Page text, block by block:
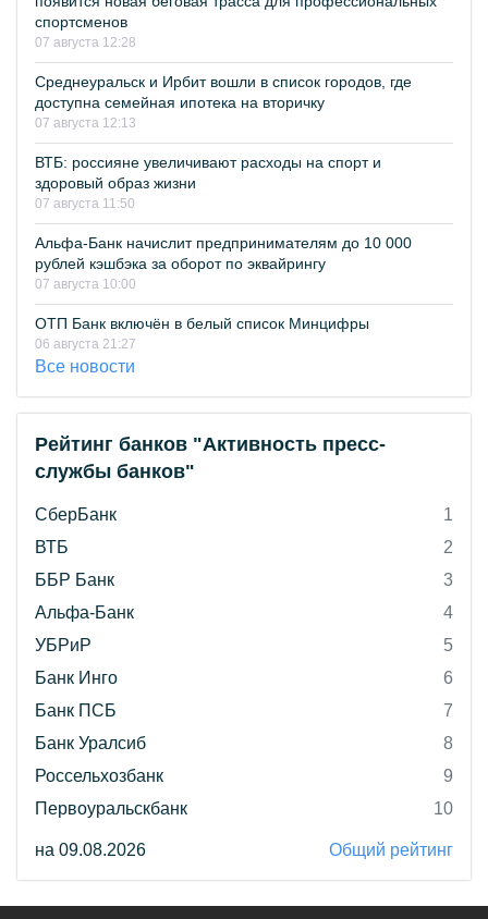
спортсменов
07 августа 12:28
Среднеуральск и Ирбит вошли в список городов, где
доступна семейная ипотека на вторичку
07 августа 12:13
ВТБ: россияне увеличивают расходы на спорт и
здоровый образ жизни
07 августа 11:50
Альфа-Банк начислит предпринимателям до 10 000
рублей кэшбэка за оборот по эквайрингу
07 августа 10:00
ОТП Банк включён в белый список Минцифры
06 августа 21:27
Все новости
Рейтинг банков "Активность пресс-
службы банков"
СберБанк
1
ВТБ
2
ББР Банк
3
Альфа-Банк
4
УБРиР
5
Банк Инго
6
Банк ПСБ
7
Банк Уралсиб
8
Россельхозбанк
9
Первоуральскбанк
10
на 09.08.2026 Общий рейтинг